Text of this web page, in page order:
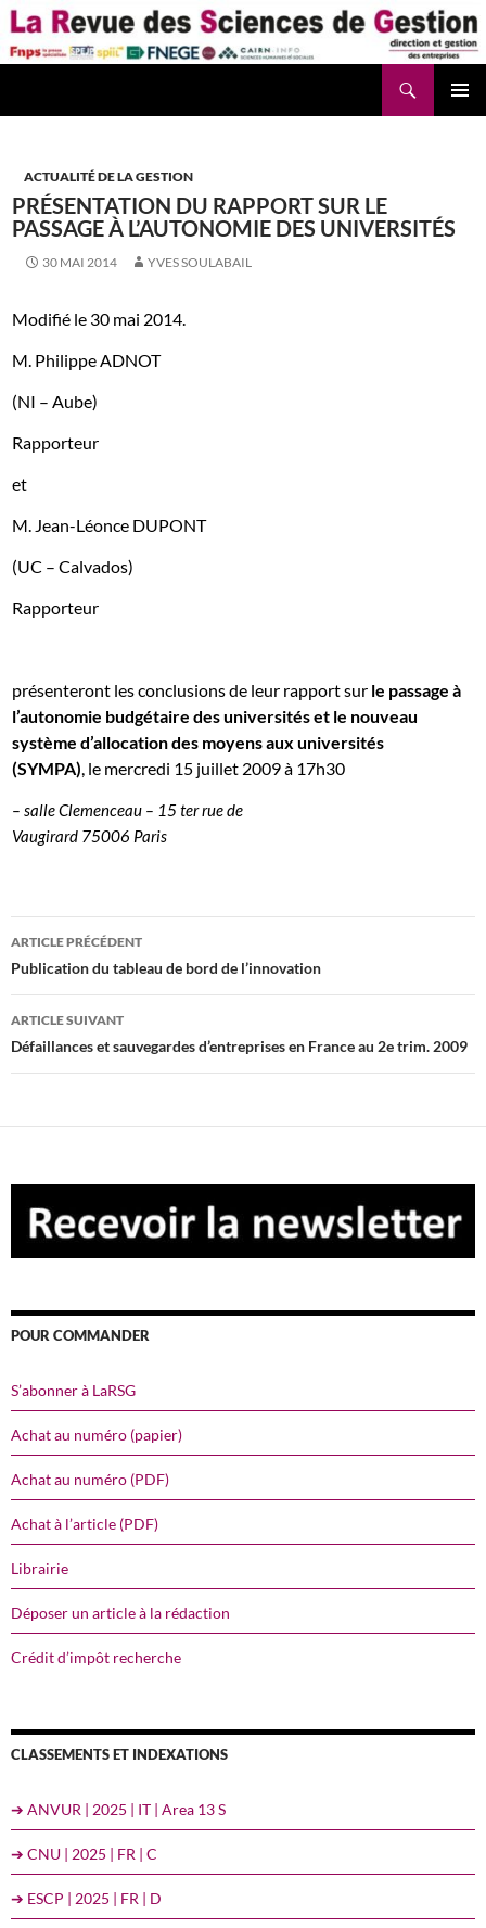
Aller
au
contenu
ACTUALITÉ DE LA GESTION
PRÉSENTATION DU RAPPORT SUR LE
PASSAGE À L’AUTONOMIE DES UNIVERSITÉS
30 MAI 2014 YVES SOULABAIL
Modifié le 30 mai 2014.
M. Philippe ADNOT
(NI – Aube)
Rapporteur
et
M. Jean-Léonce DUPONT
(UC – Calvados)
Rapporteur
présenteront les conclusions de leur rapport sur le passage à
l’autonomie budgétaire des universités et le nouveau
système d’allocation des moyens aux universités
(SYMPA), le mercredi 15 juillet 2009à 17h30
– salle Clemenceau – 15 ter rue de
Vaugirard 75006 Paris
Navigation
des
articles
ARTICLE PRÉCÉDENT
Publication du tableau de bord de l’innovation
ARTICLE SUIVANT
Défaillances et sauvegardes d’entreprises en France au 2e trim. 2009
POUR COMMANDER
S’abonner à LaRSG
Achat au numéro (papier)
Achat au numéro (PDF)
Achat à l’article (PDF)
Librairie
Déposer un article à la rédaction
Crédit d’impôt recherche
CLASSEMENTS ET INDEXATIONS
➔ ANVUR | 2025 | IT | Area 13 S
➔ CNU | 2025 | FR | C
➔ ESCP | 2025 | FR | D